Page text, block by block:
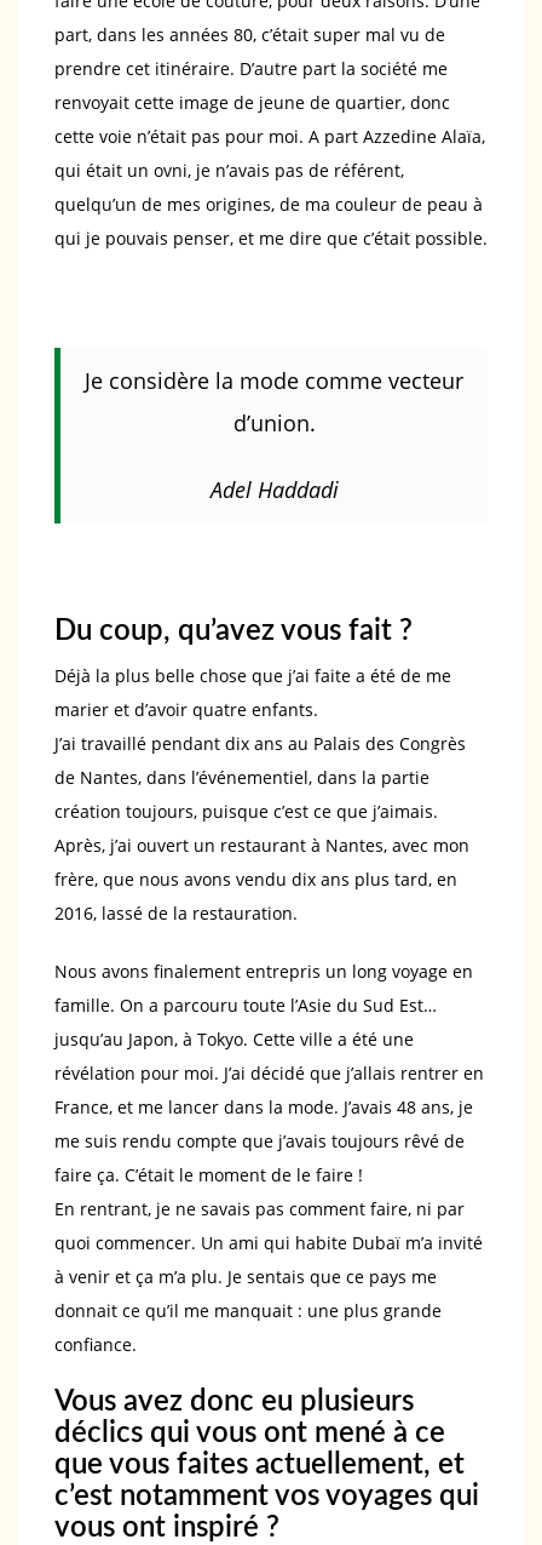
part, dans les années 80, c’était super mal vu de
prendre cet itinéraire. D’autre part la société me
renvoyait cette image de jeune de quartier, donc
cette voie n’était pas pour moi. A part Azzedine Alaïa,
qui était un ovni, je n’avais pas de référent,
quelqu’un de mes origines, de ma couleur de peau à
qui je pouvais penser, et me dire que c’était possible.
Je considère la mode comme vecteur
d’union.
Adel Haddadi
Du coup, qu’avez vous fait ?
Déjà la plus belle chose que j’ai faite a été de me
marier et d’avoir quatre enfants.
J’ai travaillé pendant dix ans au Palais des Congrès
de Nantes, dans l’événementiel, dans la partie
création toujours, puisque c’est ce que j’aimais.
Après, j’ai ouvert un restaurant à Nantes, avec mon
frère, que nous avons vendu dix ans plus tard, en
2016, lassé de la restauration.
Nous avons finalement entrepris un long voyage en
famille. On a parcouru toute l’Asie du Sud Est…
jusqu’au Japon, à Tokyo. Cette ville a été une
révélation pour moi. J’ai décidé que j’allais rentrer en
France, et me lancer dans la mode. J’avais 48 ans, je
me suis rendu compte que j’avais toujours rêvé de
faire ça. C’était le moment de le faire !
En rentrant, je ne savais pas comment faire, ni par
quoi commencer. Un ami qui habite Dubaï m’a invité
à venir et ça m’a plu. Je sentais que ce pays me
donnait ce qu’il me manquait : une plus grande
confiance.
Vous avez donc eu plusieurs
déclics qui vous ont mené à ce
que vous faites actuellement, et
c’est notamment vos voyages qui
vous ont inspiré ?